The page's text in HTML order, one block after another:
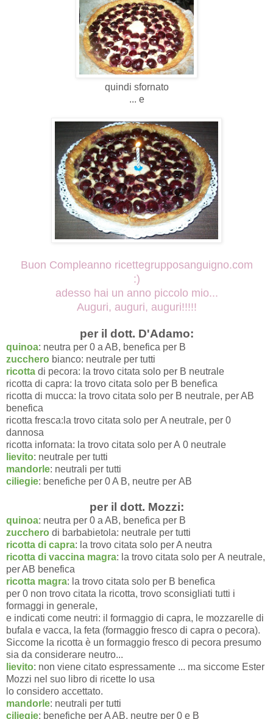
quindi sfornato
... e
Buon Compleanno ricettegrupposanguigno.com
:)
adesso hai un anno piccolo mio...
Auguri, auguri, auguri!!!!!
per il dott. D'Adamo:
quinoa: neutra per 0 a AB, benefica per B
zucchero bianco: neutrale per tutti
ricotta di pecora: la trovo citata solo per B neutrale
ricotta di capra: la trovo citata solo per B benefica
ricotta di mucca: la trovo citata solo per B neutrale, per AB
benefica
ricotta fresca:la trovo citata solo per A neutrale, per 0
dannosa
ricotta infornata: la trovo citata solo per A 0 neutrale
lievito: neutrale per tutti
mandorle: neutrali per tutti
ciliegie: benefiche per 0 A B, neutre per AB
per il dott. Mozzi:
quinoa: neutra per 0 a AB, benefica per B
zucchero di barbabietola: neutrale per tutti
ricotta di capra: la trovo citata solo per A neutra
ricotta di vaccina magra: la trovo citata solo per A neutrale,
per AB benefica
ricotta magra: la trovo citata solo per B benefica
per 0 non trovo citata la ricotta, trovo sconsigliati tutti i
formaggi in generale,
e indicati come neutri: il formaggio di capra, le mozzarelle di
bufala e vacca, la feta (formaggio fresco di capra o pecora).
Siccome la ricotta è un formaggio fresco di pecora presumo
sia da considerare neutro...
lievito: non viene citato espressamente ... ma siccome Ester
Mozzi nel suo libro di ricette lo usa
lo considero accettato.
mandorle: neutrali per tutti
ciliegie: benefiche per A AB, neutre per 0 e B